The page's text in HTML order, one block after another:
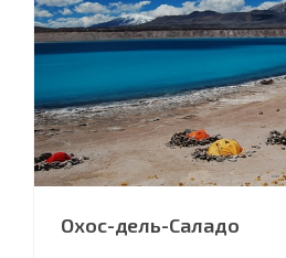
Охос-дель-Саладо